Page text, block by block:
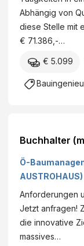
t
u
n
U
c
h
b
a
u
(
m
/
A
U
H
d
i
e
f
b
a
u
Abhängig von
diese Stelle mit
€ 71.386,-…
€ 5.099
Buchhalter
Ö-
AUSTROHAUS)
Anforderungen
Jetzt anfragen!
die innovative
massives…